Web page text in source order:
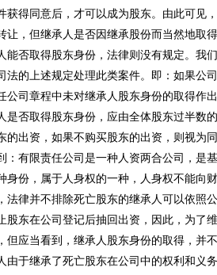
获得同意后，才可以成为股东。由此可见
让，但继承人是否因继承股份而当然地取
能否取得股东身份，法律则没有规定。我
法的上述规定处理此类案件。即：如果公
公司章程中未对继承人股东身份的取得作
是否取得股东身份，应由全体股东过半数
的出资，如果不购买股东的出资，则视为
：有限责任公司是一种人资两合公司，是
身份，属于人身权的一种，人身权不能向
法律并不排除死亡股东的继承人可以依照
股东在公司登记后抽回出资，因此，为了
但应当看到，继承人股东身份的取得，并
由于继承了死亡股东在公司中的权利和义